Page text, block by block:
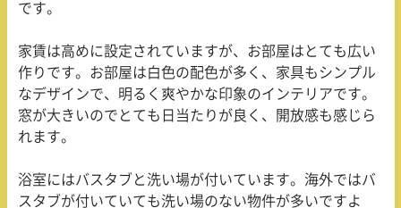
です。
家賃は高めに設定されていますが、お部屋はとても広い
作りです。お部屋は白色の配色が多く、家具もシンプル
なデザインで、明るく爽やかな印象のインテリアです。
窓が大きいのでとても日当たりが良く、開放感も感じら
れます。
浴室にはバスタブと洗い場が付いています。海外ではバ
スタブが付いていても洗い場のない物件が多いですよ